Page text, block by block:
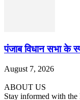
पंजाब विधान सभा के
August 7, 2026
ABOUT US
Stay informed with the